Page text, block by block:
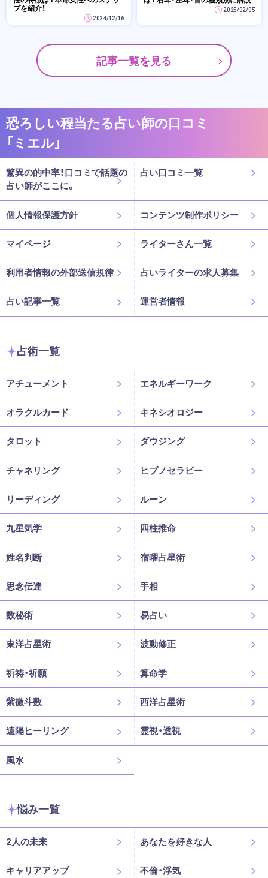
プを紹介！
2024/12/16
2025/02/05
記事一覧を見る
恐ろしい程当たる占い師の口コミ
「ミエル」
驚異の的中率！口コミで話題の
占い師がここに。
占い口コミ一覧
個人情報保護方針 コンテンツ制作ポリシー
マイページ ライターさん一覧
利用者情報の外部送信規律 占いライターの求人募集
占い記事一覧 運営者情報
占術一覧
アチューメント エネルギーワーク
オラクルカード キネシオロジー
タロット ダウジング
チャネリング ヒプノセラピー
リーディング ルーン
九星気学 四柱推命
姓名判断 宿曜占星術
思念伝達 手相
数秘術 易占い
東洋占星術 波動修正
祈祷・祈願 算命学
紫微斗数 西洋占星術
遠隔ヒーリング 霊視・透視
風水
悩み一覧
2人の未来 あなたを好きな人
キャリアアップ 不倫・浮気